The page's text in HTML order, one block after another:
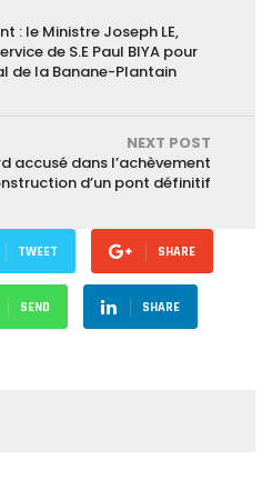
: le Ministre Joseph LE,
de S.E Paul BIYA pour
de la Banane-Plantain
NEXT POST
accusé dans l’achèvement
d’un pont définitif
TWEET SHARE
SEND SHARE